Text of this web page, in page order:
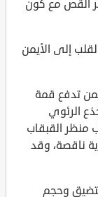
القص مع كون
إلى الأيمن
تدفع قمة
الرئوي
منظر القبقاب
ناقصة، وقد
وحجم